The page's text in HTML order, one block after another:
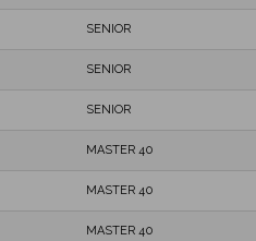
SENIOR
SENIOR
SENIOR
MASTER 40
MASTER 40
MASTER 40